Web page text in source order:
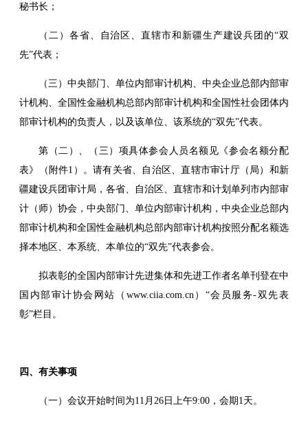
秘书长；
（二）各省、自治区、直辖市和新疆生产建设兵团的“双
先”代表；
（三）中央部门、单位内部审计机构、中央企业总部内部审
计机构、全国性金融机构总部内部审计机构和全国性社会团体内
部审计机构的负责人，以及该单位、该系统的“双先”代表。
第（二）、（三）项具体参会人员名额见《参会名额分配
表》（附件1）。请有关省、自治区、直辖市审计厅（局）和新
疆建设兵团审计局，各省、自治区、直辖市和计划单列市内部审
计（师）协会，中央部门、单位内部审计机构，中央企业总部内
部审计机构和全国性金融机构总部内部审计机构按照分配名额选
择本地区、本系统、本单位的“双先”代表参会。
拟表彰的全国内部审计先进集体和先进工作者名单刊登在中
国内部审计协会网站（www.ciia.com.cn）“会员服务-双先表
彰”栏目。
四、有关事项
（一）会议开始时间为11月26日上午9:00，会期1天。